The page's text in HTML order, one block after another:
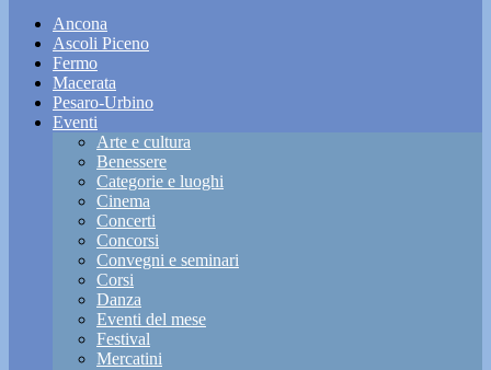
Ancona
Ascoli Piceno
Fermo
Macerata
Pesaro-Urbino
Eventi
Arte e cultura
Benessere
Categorie e luoghi
Cinema
Concerti
Concorsi
Convegni e seminari
Corsi
Danza
Eventi del mese
Festival
Mercatini